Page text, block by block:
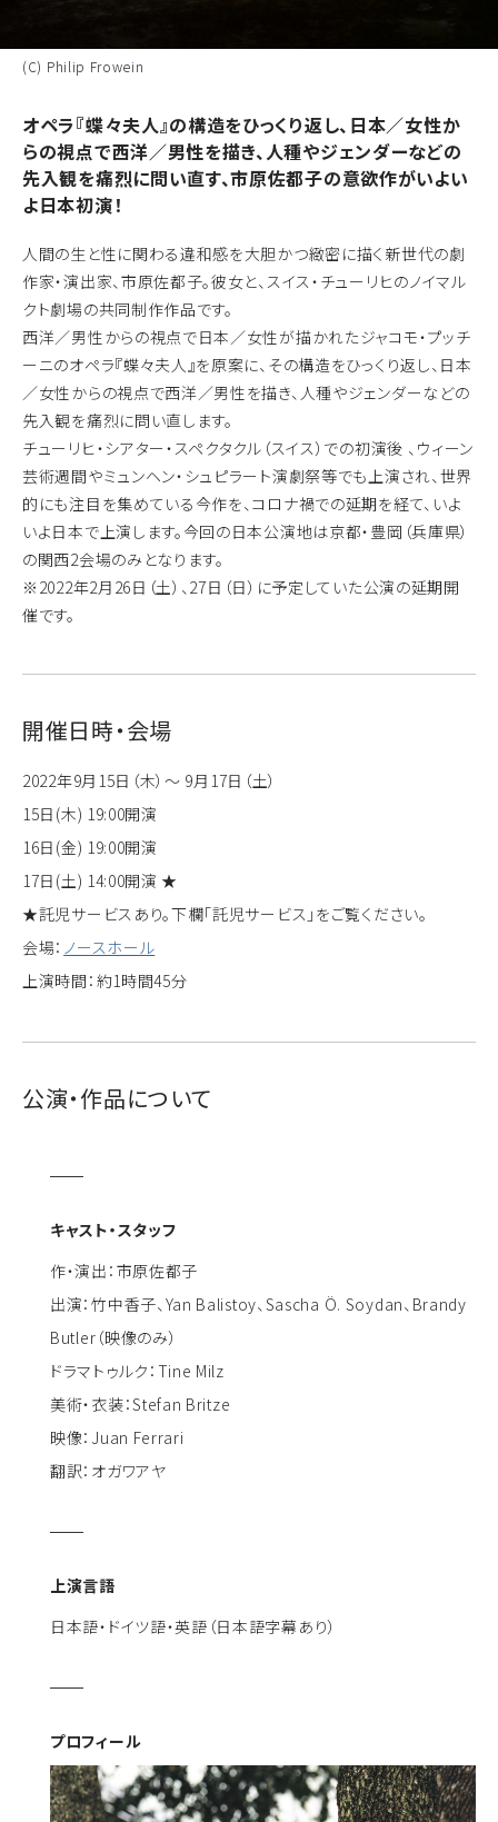
(C) Philip Frowein
オペラ『蝶々夫人』の構造をひっくり返し、日本／女性か
らの視点で西洋／男性を描き、人種やジェンダーなどの
先入観を痛烈に問い直す、市原佐都子の意欲作がいよい
よ日本初演！
人間の生と性に関わる違和感を大胆かつ緻密に描く新世代の劇
作家・演出家、市原佐都子。彼女と、スイス・チューリヒのノイマル
クト劇場の共同制作作品です。
西洋／男性からの視点で日本／女性が描かれたジャコモ・プッチ
ーニのオペラ『蝶々夫人』を原案に、その構造をひっくり返し、日本
／女性からの視点で西洋／男性を描き、人種やジェンダーなどの
先入観を痛烈に問い直します。
チューリヒ・シアター・スペクタクル（スイス）での初演後 、ウィーン
芸術週間やミュンヘン・シュピラート演劇祭等でも上演され、世界
的にも注目を集めている今作を、コロナ禍での延期を経て、いよ
いよ日本で上演します。今回の日本公演地は京都・豊岡（兵庫県）
の関西2会場のみとなります。
※2022年2月26日（土）、27日（日）に予定していた公演の延期開
催です。
開催日時・会場
2022年9月15日（木）～ 9月17日（土）
15日(木) 19:00開演
16日(金) 19:00開演
17日(土) 14:00開演 ★
★託児サービスあり。下欄「託児サービス」をご覧ください。
会場： ノースホール
上演時間：約1時間45分
公演・作品について
キャスト・スタッフ
作・演出：市原佐都子
出演：竹中香子、Yan Balistoy、Sascha Ö. Soydan、Brandy
Butler（映像のみ）
ドラマトゥルク：Tine Milz
美術・衣装：Stefan Britze
映像：Juan Ferrari
翻訳：オガワアヤ
上演言語
日本語・ドイツ語・英語（日本語字幕あり）
プロフィール